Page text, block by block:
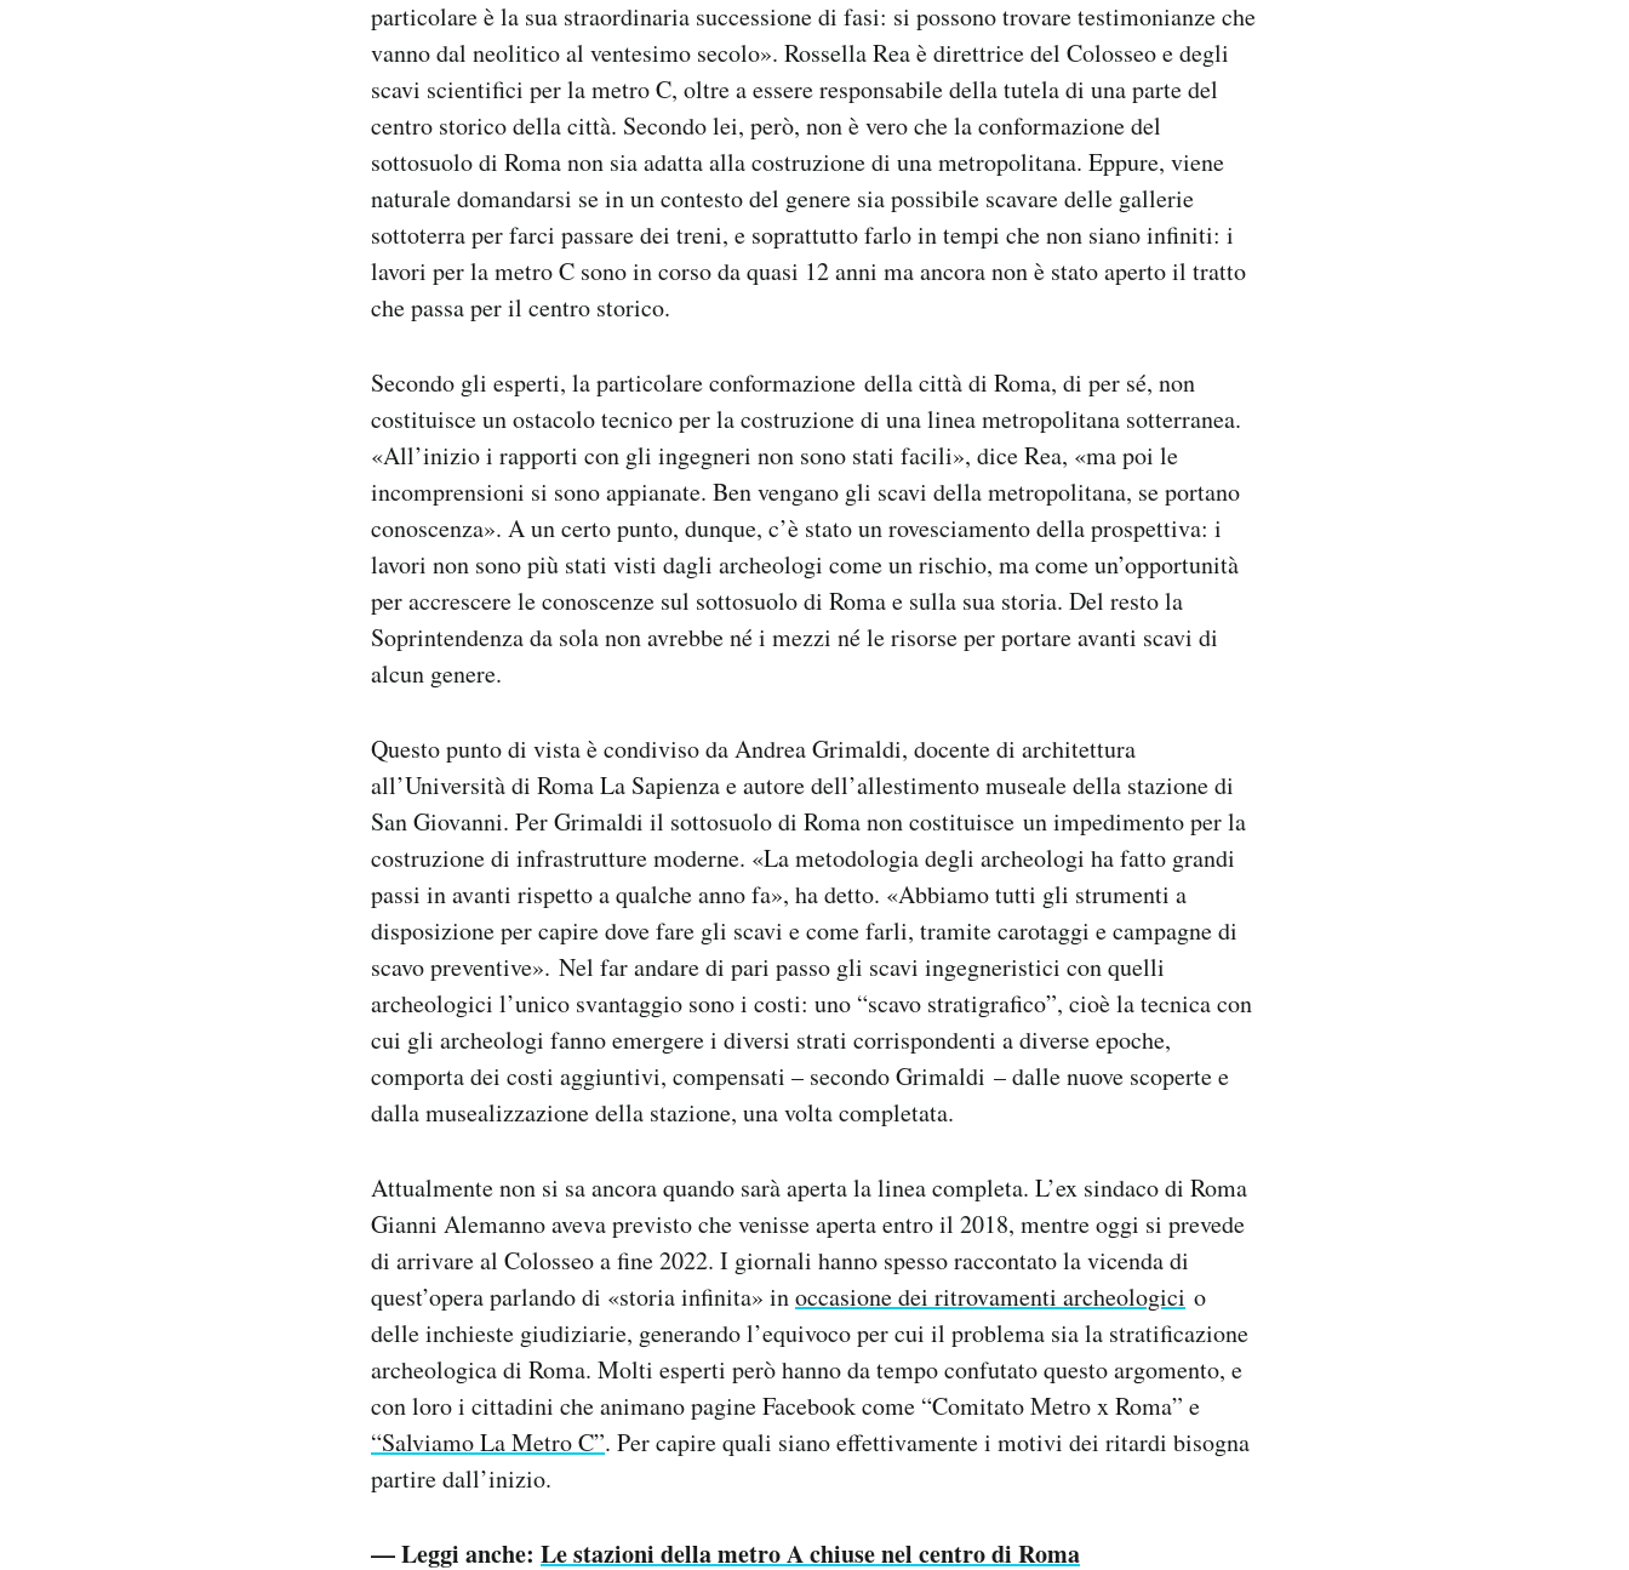
particolare è la sua straordinaria successione di fasi: si possono trovare testimonianze che
vanno dal neolitico al ventesimo secolo». Rossella Rea è direttrice del Colosseo e degli
scavi scientifici per la metro C, oltre a essere responsabile della tutela di una parte del
centro storico della città. Secondo lei, però, non è vero che la conformazione del
sottosuolo di Roma non sia adatta alla costruzione di una metropolitana. Eppure, viene
naturale domandarsi se in un contesto del genere sia possibile scavare delle gallerie
sottoterra per farci passare dei treni, e soprattutto farlo in tempi che non siano infiniti: i
lavori per la metro C sono in corso da quasi 12 anni ma ancora non è stato aperto il tratto
che passa per il centro storico.
Secondo gli esperti, la particolare conformazione della città di Roma, di per sé, non
costituisce un ostacolo tecnico per la costruzione di una linea metropolitana sotterranea.
«All’inizio i rapporti con gli ingegneri non sono stati facili», dice Rea, «ma poi le
incomprensioni si sono appianate. Ben vengano gli scavi della metropolitana, se portano
conoscenza». A un certo punto, dunque, c’è stato un rovesciamento della prospettiva: i
lavori non sono più stati visti dagli archeologi come un rischio, ma come un’opportunità
per accrescere le conoscenze sul sottosuolo di Roma e sulla sua storia. Del resto la
Soprintendenza da sola non avrebbe né i mezzi né le risorse per portare avanti scavi di
alcun genere.
Questo punto di vista è condiviso da Andrea Grimaldi, docente di architettura
all’Università di Roma La Sapienza e autore dell’allestimento museale della stazione di
San Giovanni. Per Grimaldi il sottosuolo di Roma non costituisce un impedimento per la
costruzione di infrastrutture moderne. «La metodologia degli archeologi ha fatto grandi
passi in avanti rispetto a qualche anno fa», ha detto. «Abbiamo tutti gli strumenti a
disposizione per capire dove fare gli scavi e come farli, tramite carotaggi e campagne di
scavo preventive». Nel far andare di pari passo gli scavi ingegneristici con quelli
archeologici l’unico svantaggio sono i costi: uno “scavo stratigrafico”, cioè la tecnica con
cui gli archeologi fanno emergere i diversi strati corrispondenti a diverse epoche,
comporta dei costi aggiuntivi, compensati – secondo Grimaldi – dalle nuove scoperte e
dalla musealizzazione della stazione, una volta completata.
Attualmente non si sa ancora quando sarà aperta la linea completa. L’ex sindaco di Roma
Gianni Alemanno aveva previsto che venisse aperta entro il 2018, mentre oggi si prevede
di arrivare al Colosseo a fine 2022. I giornali hanno spesso raccontato la vicenda di
quest’opera parlando di «storia infinita» inoccasione dei ritrovamenti archeologici o
delle inchieste giudiziarie, generando l’equivoco per cui il problema sia la stratificazione
archeologica di Roma. Molti esperti però hanno da tempo confutato questo argomento, e
con loro i cittadini che animano pagine Facebook come “Comitato Metro x Roma” e
“Salviamo La Metro C”. Per capire quali siano effettivamente i motivi dei ritardi bisogna
partire dall’inizio.
— Leggi anche: Le stazioni della metro A chiuse nel centro di Roma